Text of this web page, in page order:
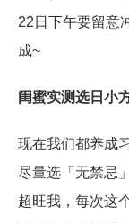
22日下午要留意
成~
闺蜜实测选日小
现在我们都养成
尽量选「无禁忌
超旺我，每次这